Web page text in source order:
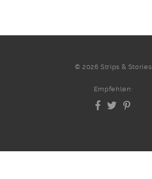
© 2026 Strips & Stories
Empfehlen: